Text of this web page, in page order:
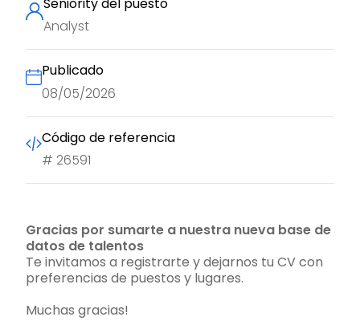
Gracias por sumarte a nuestra nueva base de
datos de talentos
Te invitamos a registrarte y dejarnos tu CV con
preferencias de puestos y lugares.
Muchas gracias!
Analyst
Publicado
08/05/2026
Código de referencia
# 26591